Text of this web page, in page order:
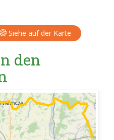
Siehe auf der Karte
den